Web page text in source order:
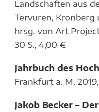
Landschaften aus
Tervuren, Kronberg
hrsg. von Art
30 S., 4,00 €
Jahrbuch des
Frankfurt a. M.
Jakob Becker –